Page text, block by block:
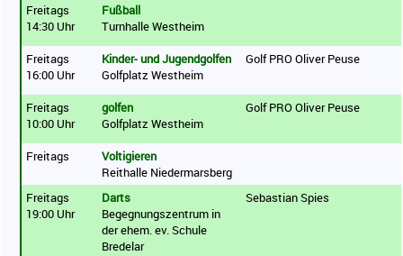
Freitags
14:30 Uhr
Fußball
Turnhalle Westheim
Freitags
16:00 Uhr
Kinder- und Jugendgolfen
Golfplatz Westheim
Golf PRO Oliver Peuse
Freitags
10:00 Uhr
golfen
Golfplatz Westheim
Golf PRO Oliver Peuse
Freitags
Voltigieren
Reithalle Niedermarsberg
Freitags
19:00 Uhr
Darts
Begegnungszentrum in
der ehem. ev. Schule
Bredelar
Sebastian Spies